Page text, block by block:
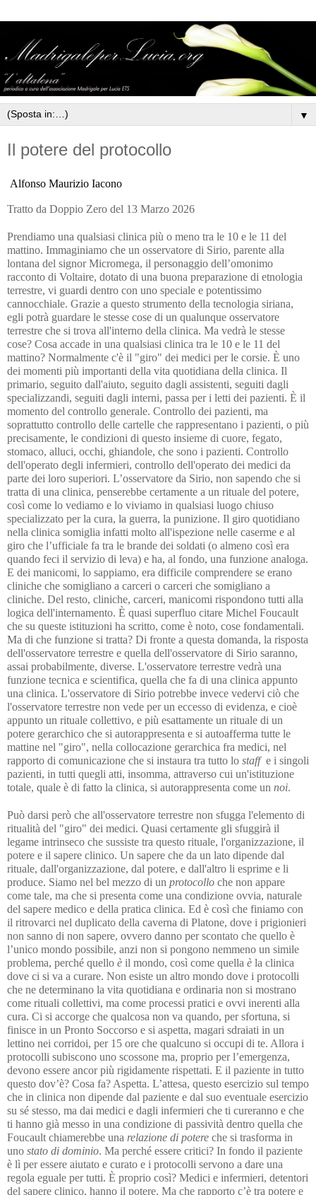
▼
Il potere del protocollo
Alfonso Maurizio Iacono
Tratto da Doppio Zero del 13 Marzo 2026
Prendiamo una qualsiasi clinica più o meno tra le 10 e le 11 del
mattino. Immaginiamo che un osservatore di Sirio, parente alla
lontana del signor Micromega, il personaggio dell’omonimo
racconto di Voltaire, dotato di una buona preparazione di etnologia
terrestre, vi guardi dentro con uno speciale e potentissimo
cannocchiale. Grazie a questo strumento della tecnologia siriana,
egli potrà guardare le stesse cose di un qualunque osservatore
terrestre che si trova all'interno della clinica. Ma vedrà le stesse
cose? Cosa accade in una qualsiasi clinica tra le 10 e le 11 del
mattino? Normalmente c'è il "giro" dei medici per le corsie. È uno
dei momenti più importanti della vita quotidiana della clinica. Il
primario, seguito dall'aiuto, seguito dagli assistenti, seguiti dagli
specializzandi, seguiti dagli interni, passa per i letti dei pazienti. È il
momento del controllo generale. Controllo dei pazienti, ma
soprattutto controllo delle cartelle che rappresentano i pazienti, o più
precisamente, le condizioni di questo insieme di cuore, fegato,
stomaco, alluci, occhi, ghiandole, che sono i pazienti. Controllo
dell'operato degli infermieri, controllo dell'operato dei medici da
parte dei loro superiori. L’osservatore da Sirio, non sapendo che si
tratta di una clinica, penserebbe certamente a un rituale del potere,
così come lo vediamo e lo viviamo in qualsiasi luogo chiuso
specializzato per la cura, la guerra, la punizione. Il giro quotidiano
nella clinica somiglia infatti molto all'ispezione nelle caserme e al
giro che l’ufficiale fa tra le brande dei soldati (o almeno così era
quando feci il servizio di leva) e ha, al fondo, una funzione analoga.
E dei manicomi, lo sappiamo, era difficile comprendere se erano
cliniche che somigliano a carceri o carceri che somigliano a
cliniche. Del resto, cliniche, carceri, manicomi rispondono tutti alla
logica dell'internamento. È quasi superfluo citare Michel Foucault
che su queste istituzioni ha scritto, come è noto, cose fondamentali.
Ma di che funzione si tratta? Di fronte a questa domanda, la risposta
dell'osservatore terrestre e quella dell'osservatore di Sirio saranno,
assai probabilmente, diverse. L'osservatore terrestre vedrà una
funzione tecnica e scientifica, quella che fa di una clinica appunto
una clinica. L'osservatore di Sirio potrebbe invece vedervi ciò che
l'osservatore terrestre non vede per un eccesso di evidenza, e cioè
appunto un rituale collettivo, e più esattamente un rituale di un
potere gerarchico che si autorappresenta e si autoafferma tutte le
mattine nel "giro", nella collocazione gerarchica fra medici, nel
rapporto di comunicazione che si instaura tra tutto lo staffe i singoli
pazienti, in tutti quegli atti, insomma, attraverso cui un'istituzione
totale, quale è di fatto la clinica, si autorappresenta come un noi.
Può darsi però che all'osservatore terrestre non sfugga l'elemento di
ritualità del "giro" dei medici. Quasi certamente gli sfuggirà il
legame intrinseco che sussiste tra questo rituale, l'organizzazione, il
potere e il sapere clinico. Un sapere che da un lato dipende dal
rituale, dall'organizzazione, dal potere, e dall'altro li esprime e li
produce. Siamo nel bel mezzo di un protocollo che non appare
come tale, ma che si presenta come una condizione ovvia, naturale
del sapere medico e della pratica clinica. Ed è così che finiamo con
il ritrovarci nel duplicato della caverna di Platone, dove i prigionieri
non sanno di non sapere, ovvero danno per scontato che quello è
l’unico mondo possibile, anzi non si pongono nemmeno un simile
problema, perché quello è il mondo, così come quella è la clinica
dove ci si va a curare. Non esiste un altro mondo dove i protocolli
che ne determinano la vita quotidiana e ordinaria non si mostrano
come rituali collettivi, ma come processi pratici e ovvi inerenti alla
cura. Ci si accorge che qualcosa non va quando, per sfortuna, si
finisce in un Pronto Soccorso e si aspetta, magari sdraiati in un
lettino nei corridoi, per 15 ore che qualcuno si occupi di te. Allora i
protocolli subiscono uno scossone ma, proprio per l’emergenza,
devono essere ancor più rigidamente rispettati. E il paziente in tutto
questo dov’è? Cosa fa? Aspetta. L’attesa, questo esercizio sul tempo
che in clinica non dipende dal paziente e dal suo eventuale esercizio
su sé stesso, ma dai medici e dagli infermieri che ti cureranno e che
ti hanno già messo in una condizione di passività dentro quella che
Foucault chiamerebbe una relazione di potere che si trasforma in
uno stato di dominio. Ma perché essere critici? In fondo il paziente
è lì per essere aiutato e curato e i protocolli servono a dare una
regola eguale per tutti. È proprio così? Medici e infermieri, detentori
del sapere clinico, hanno il potere. Ma che rapporto c’è tra potere e